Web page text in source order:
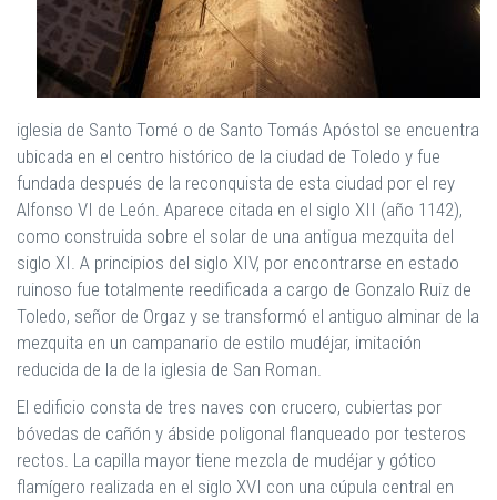
iglesia de Santo Tomé o de Santo Tomás Apóstol se encuentra
ubicada en el centro histórico de la ciudad de Toledo y fue
fundada después de la reconquista de esta ciudad por el rey
Alfonso VI de León.​ Aparece citada en el siglo XII (año 1142),
como construida sobre el solar de una antigua mezquita del
siglo XI. A principios del siglo XIV, por encontrarse en estado
ruinoso fue totalmente reedificada a cargo de Gonzalo Ruiz de
Toledo, señor de Orgaz y se transformó el antiguo alminar de la
mezquita en un campanario de estilo mudéjar, imitación
reducida de la de la iglesia de San Roman.
El edificio consta de tres naves con crucero, cubiertas por
bóvedas de cañón y ábside poligonal flanqueado por testeros
rectos. La capilla mayor tiene mezcla de mudéjar y gótico
flamígero realizada en el siglo XVI con una cúpula central en